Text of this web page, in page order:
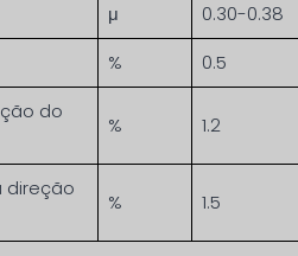
μ 0.30-0.38
% 0.5
do
% 1.2
direção
% 1.5